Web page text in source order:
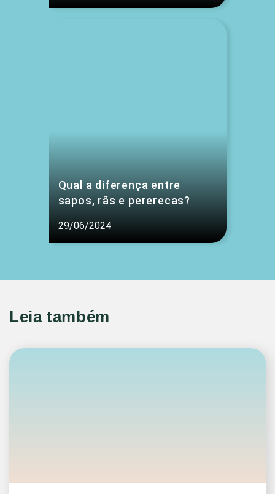
Qual a diferença entre
sapos, rãs e pererecas?
29/06/2024
Leia também